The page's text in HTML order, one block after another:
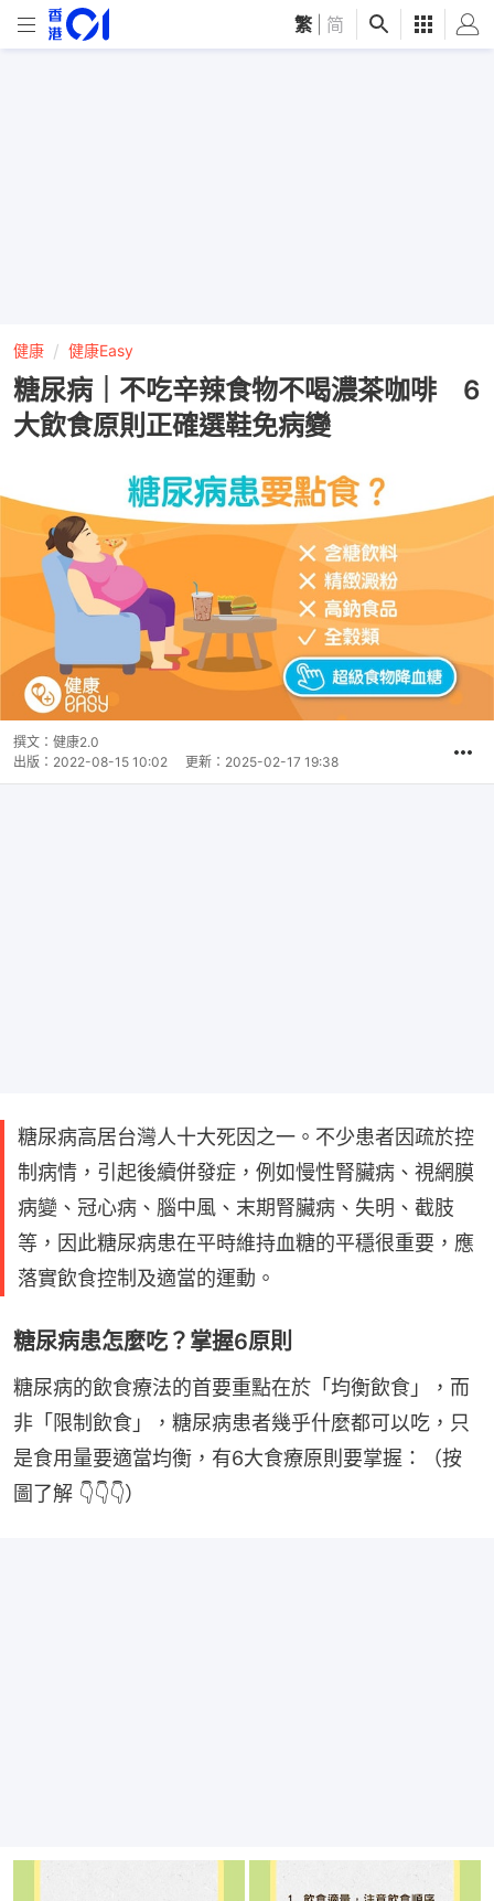
繁 简
健康 健康Easy
糖尿病｜不吃辛辣食物不喝濃茶咖啡 6
大飲食原則正確選鞋免病變
撰文： 健康2.0
出版： 2022-08-15 10:02 更新： 2025-02-17 19:38
糖尿病高居台灣人十大死因之一。不少患者因疏於控
制病情，引起後續併發症，例如慢性腎臟病、視網膜
病變、冠心病、腦中風、末期腎臟病、失明、截肢
等，因此糖尿病患在平時維持血糖的平穩很重要，應
落實飲食控制及適當的運動。
糖尿病患怎麼吃？掌握6原則
糖尿病的飲食療法的首要重點在於「均衡飲食」，而
非「限制飲食」，糖尿病患者幾乎什麼都可以吃，只
是食用量要適當均衡，有6大食療原則要掌握：（按
圖了解 👇👇👇）